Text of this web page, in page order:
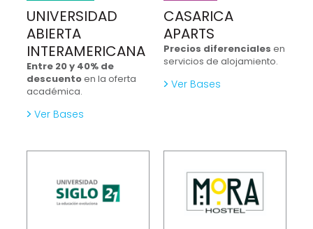
UNIVERSIDAD
ABIERTA
INTERAMERICANA
Entre 20 y 40% de
descuentoen la oferta
académica.
Ver Bases
CASARICA
APARTS
Precios diferenciales en
servicios de alojamiento.
Ver Bases